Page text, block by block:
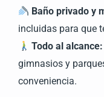
Baño privado y
incluidas para que
Todo al alcance:
gimnasios y
conveniencia.